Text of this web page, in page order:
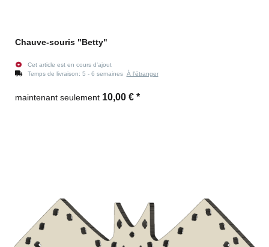
Chauve-souris "Betty"
Cet article est en cours d'ajout
Temps de livraison: 5 - 6 semaines À l'étranger
maintenant seulement 10,00 € *